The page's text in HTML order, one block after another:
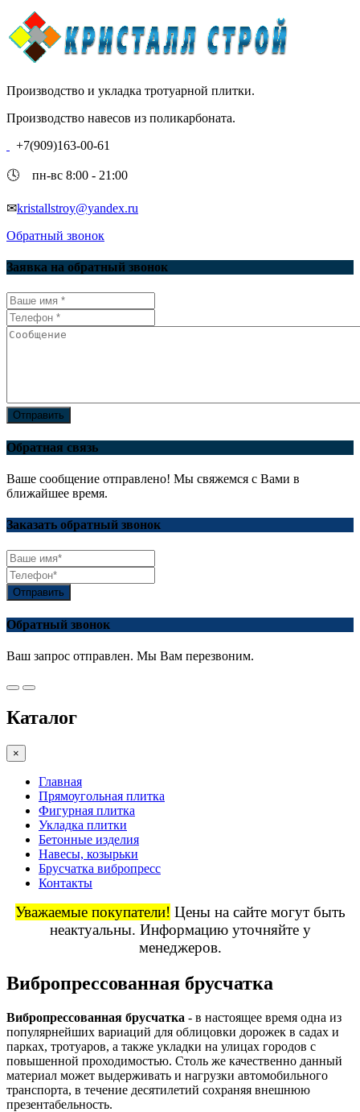
Производство и укладка тротуарной плитки.
Производство навесов из поликарбоната.
+7(909)163-00-61
🕓 пн-вс 8:00 - 21:00
✉kristallstroy@yandex.ru
Обратный звонок
Заявка на обратный звонок
Отправить
Обратная связь
Ваше сообщение отправлено! Мы свяжемся с Вами в
ближайшее время.
Заказать обратный звонок
Отправить
Обратный звонок
Ваш запрос отправлен. Мы Вам перезвоним.
Каталог
×
Главная
Прямоугольная плитка
Фигурная плитка
Укладка плитки
Бетонные изделия
Навесы, козырьки
Брусчатка вибропресс
Контакты
Уважаемые покупатели! Цены на сайте могут быть
неактуальны. Информацию уточняйте у
менеджеров.
Вибропрессованная брусчатка
Вибропрессованная брусчатка - в настоящее время одна из
популярнейших вариаций для облицовки дорожек в садах и
парках, тротуаров, а также укладки на улицах городов с
повышенной проходимостью. Столь же качественно данный
материал может выдерживать и нагрузки автомобильного
транспорта, в течение десятилетий сохраняя внешнюю
презентабельность.